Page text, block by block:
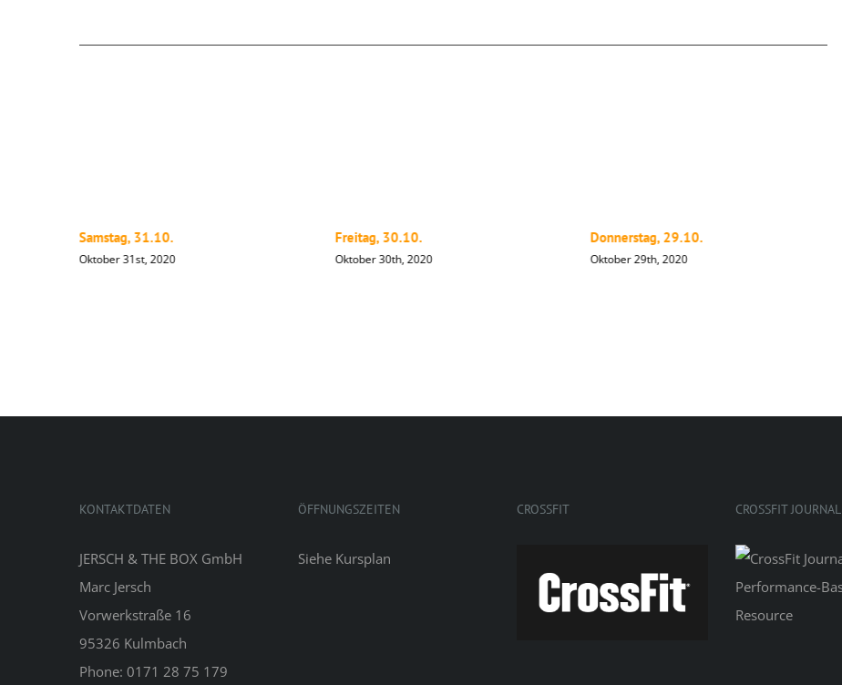
Samstag, 31.10.
Oktober 31st, 2020
Freitag, 30.10.
Oktober 30th, 2020
Donnerstag, 29.10.
Oktober 29th, 2020
KONTAKTDATEN
JERSCH & THE BOX GmbH
Marc Jersch
Vorwerkstraße 16
95326 Kulmbach
Phone: 0171 28 75 179
ÖFFNUNGSZEITEN
Siehe Kursplan
CROSSFIT CROSSFIT JOURNAL